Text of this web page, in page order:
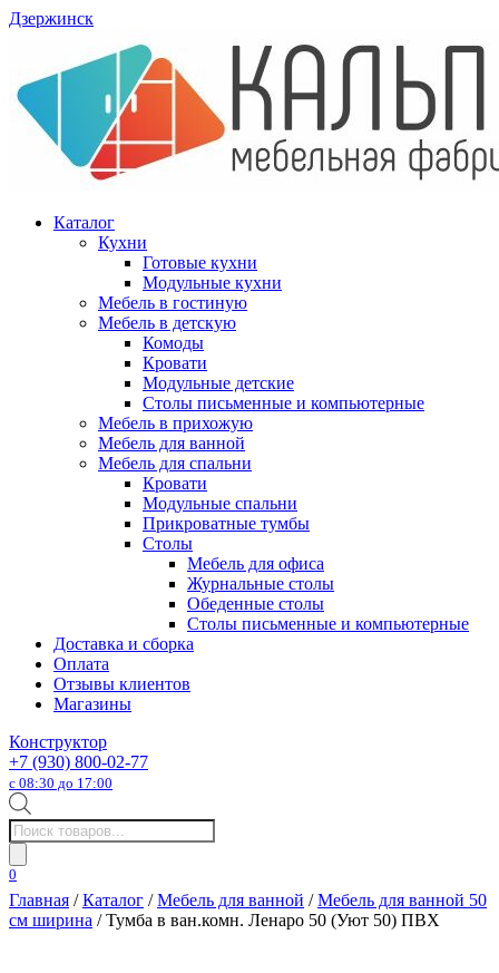
Дзержинск
Каталог
Кухни
Готовые кухни
Модульные кухни
Мебель в гостиную
Мебель в детскую
Комоды
Кровати
Модульные детские
Столы письменные и компьютерные
Мебель в прихожую
Мебель для ванной
Мебель для спальни
Кровати
Модульные спальни
Прикроватные тумбы
Столы
Мебель для офиса
Журнальные столы
Обеденные столы
Столы письменные и компьютерные
Доставка и сборка
Оплата
Отзывы клиентов
Магазины
Конструктор
+7 (930) 800-02-77
с 08:30 до 17:00
Поиск
товаров
0
Главная /Каталог /Мебель для ванной /Мебель для ванной 50
см ширина / Тумба в ван.комн. Ленаро 50 (Уют 50) ПВХ